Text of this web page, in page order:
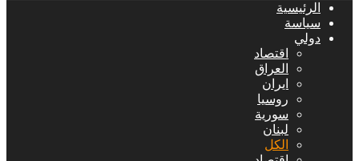
الرئيسية
سياسة
دولي
اقتصاد
العراق
ايران
روسيا
سورية
لبنان
الكل